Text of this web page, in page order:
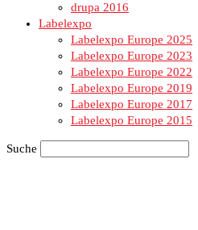
drupa 2016
Labelexpo
Labelexpo Europe 2025
Labelexpo Europe 2023
Labelexpo Europe 2022
Labelexpo Europe 2019
Labelexpo Europe 2017
Labelexpo Europe 2015
Suche